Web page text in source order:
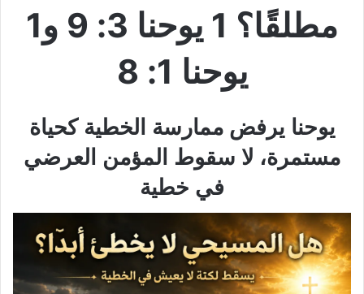
مطلقًا؟ 1 يوحنا 3: 9 و1
يوحنا 1: 8
يوحنا يرفض ممارسة الخطية كحياة
مستمرة، لا سقوط المؤمن العرضي
في خطية